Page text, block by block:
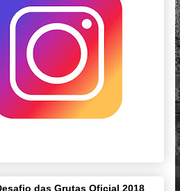
das Grutas Oficial 2018